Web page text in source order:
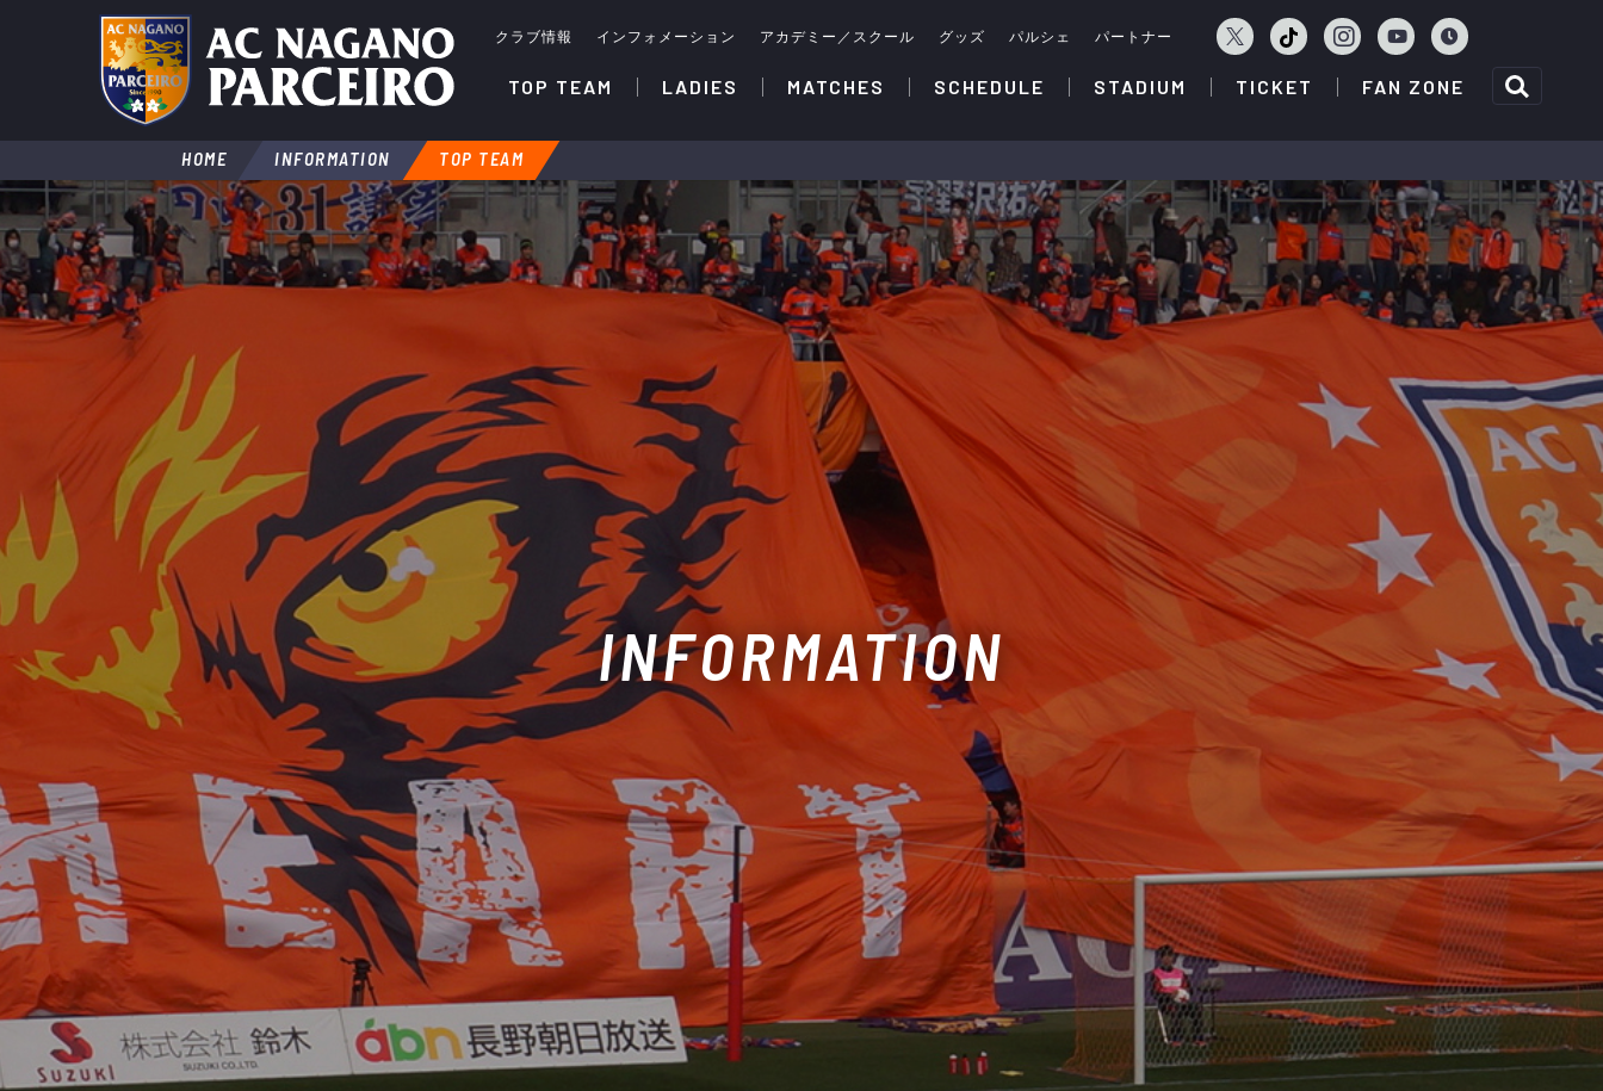
クラブ情報 インフォメーション アカデミー／スクール グッズ パルシェ パートナー
TOP TEAM LADIES MATCHES SCHEDULE STADIUM TICKET FAN ZONE
HOME INFORMATION TOP TEAM
INFORMATION